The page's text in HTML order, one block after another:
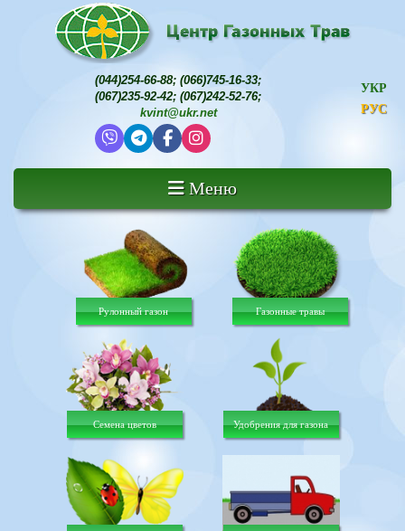
(044)254-66-88; (066)745-16-33;
(067)235-92-42; (067)242-52-76;
kvint@ukr.net
УКР
РУС
Меню
Рулонный газон Газонные травы
Семена цветов Удобрения для газона